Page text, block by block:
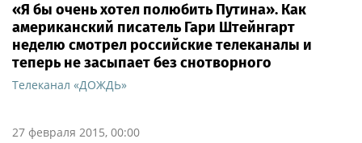
«Я бы очень хотел полюбить Путина». Как
американский писатель Гари Штейнгарт
неделю смотрел российские телеканалы и
теперь не засыпает без снотворного
Телеканал «ДОЖДЬ»
27 февраля 2015, 00:00